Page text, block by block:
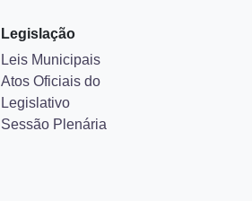
Legislação
Leis Municipais
Atos Oficiais do
Legislativo
Sessão Plenária